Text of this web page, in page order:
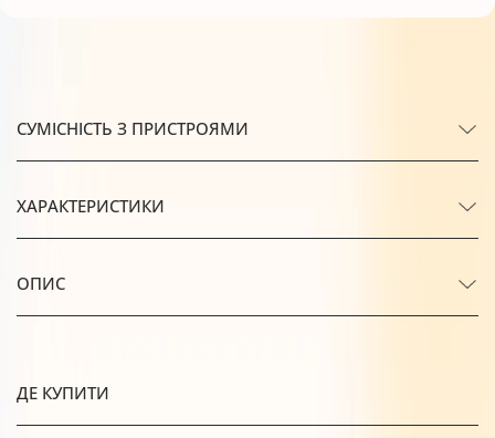
СУМІСНІСТЬ З ПРИСТРОЯМИ
ХАРАКТЕРИСТИКИ
ОПИС
ДЕ КУПИТИ